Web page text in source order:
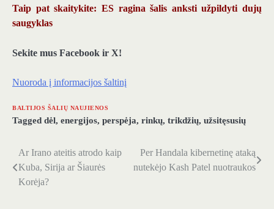
Taip pat skaitykite: ES ragina šalis anksti užpildyti dujų
saugyklas
Sekite mus Facebook ir X!
Nuoroda į informacijos šaltinį
BALTIJOS ŠALIŲ NAUJIENOS
Tagged dėl, energijos, perspėja, rinkų, trikdžių, užsitęsusių
Navigacija
tarp
Ar Irano ateitis atrodo kaip
Kuba, Sirija ar Šiaurės
Korėja?
Per Handala kibernetinę ataką
nutekėjo Kash Patel nuotraukos